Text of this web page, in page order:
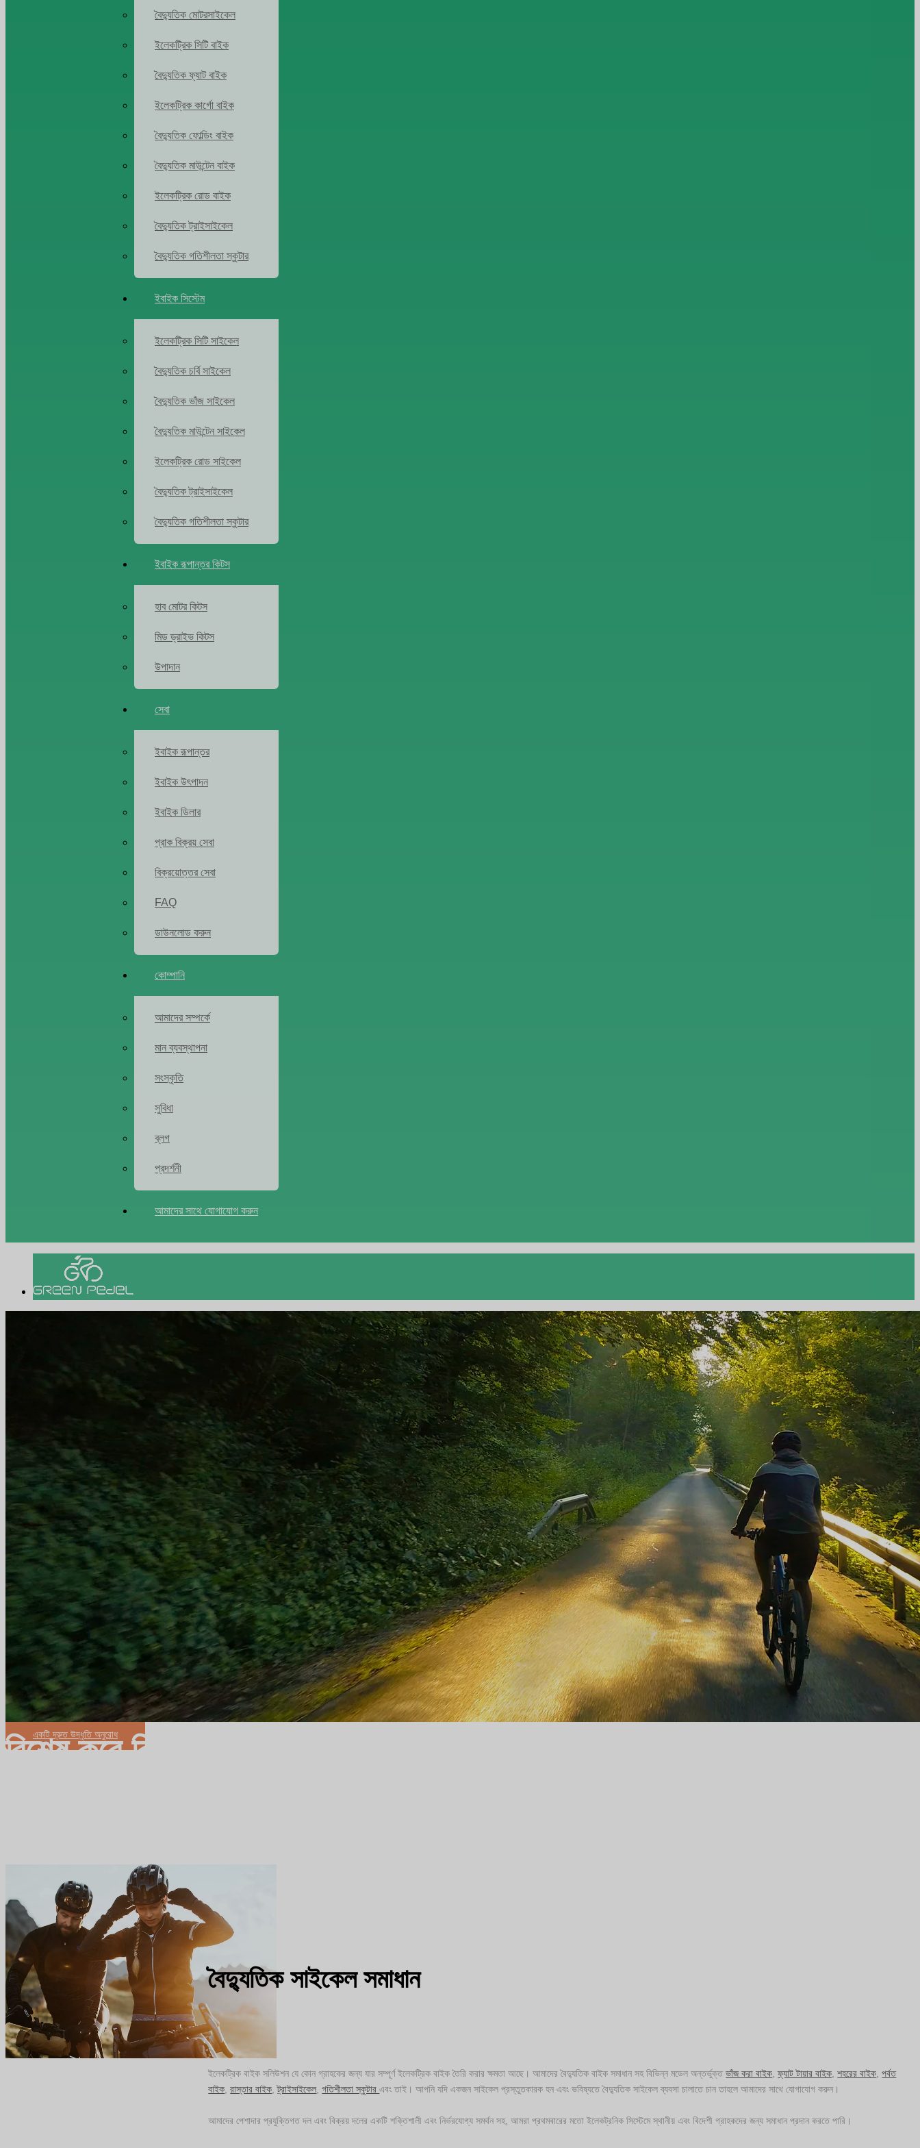
বৈদ্যুতিক মোটরসাইকেল
ইলেকট্রিক সিটি বাইক
বৈদ্যুতিক ফ্যাট বাইক
ইলেকট্রিক কার্গো বাইক
বৈদ্যুতিক ফোল্ডিং বাইক
বৈদ্যুতিক মাউন্টেন বাইক
ইলেকট্রিক রোড বাইক
বৈদ্যুতিক ট্রাইসাইকেল
বৈদ্যুতিক গতিশীলতা স্কুটার
ইবাইক সিস্টেম
ইলেকট্রিক সিটি সাইকেল
বৈদ্যুতিক চর্বি সাইকেল
বৈদ্যুতিক ভাঁজ সাইকেল
বৈদ্যুতিক মাউন্টেন সাইকেল
ইলেকট্রিক রোড সাইকেল
বৈদ্যুতিক ট্রাইসাইকেল
বৈদ্যুতিক গতিশীলতা স্কুটার
ইবাইক রূপান্তর কিটস
হাব মোটর কিটস
মিড ড্রাইভ কিটস
উপাদান
সেবা
ইবাইক রূপান্তর
ইবাইক উৎপাদন
ইবাইক ডিলার
প্রাক বিক্রয় সেবা
বিক্রয়োত্তর সেবা
FAQ
ডাউনলোড করুন
কোম্পানি
আমাদের সম্পর্কে
মান ব্যবস্থাপনা
সংস্কৃতি
সুবিধা
ব্লগ
প্রদর্শনী
আমাদের সাথে যোগাযোগ করুন
একটি দ্রুত উদ্ধৃতি অনুরোধ
বিশেষ করে বিদেশীদের জন্য
বৈদ্যুতিক সাইকেল সমাধান
ইলেকট্রিক বাইক সলিউশন যে কোন গ্রাহকের জন্য যার সম্পূর্ণ ইলেকট্রিক বাইক তৈরি করার ক্ষমতা আছে। আমাদের বৈদ্যুতিক বাইক সমাধান সহ বিভিন্ন মডেল অন্তর্ভুক্তভাঁজ করা বাইক ,ফ্যাট টায়ার বাইক ,শহরের বাইক ,পর্বত
বাইক ,রাস্তার বাইক ,ট্রাইসাইকেল ,গতিশীলতা স্কুটারএবং তাই। আপনি যদি একজন সাইকেল প্রস্তুতকারক হন এবং ভবিষ্যতে বৈদ্যুতিক সাইকেল ব্যবসা চালাতে চান তাহলে আমাদের সাথে যোগাযোগ করুন।
আমাদের পেশাদার প্রযুক্তিগত দল এবং বিক্রয় দলের একটি শক্তিশালী এবং নির্ভরযোগ্য সমর্থন সহ, আমরা প্রথমবারের মতো ইলেকট্রনিক সিস্টেমে স্থানীয় এবং বিদেশী গ্রাহকদের জন্য সমাধান প্রদান করতে পারি।